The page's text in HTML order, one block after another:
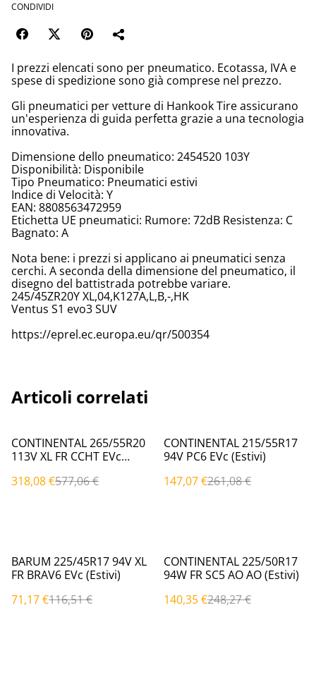
CONDIVIDI
I prezzi elencati sono per pneumatico. Ecotassa, IVA e
spese di spedizione sono già comprese nel prezzo.
Gli pneumatici per vetture di Hankook Tire assicurano
un'esperienza di guida perfetta grazie a una tecnologia
innovativa.
Dimensione dello pneumatico: 2454520 103Y
Disponibilità: Disponibile
Tipo Pneumatico: Pneumatici estivi
Indice di Velocità: Y
EAN: 8808563472959
Etichetta UE pneumatici: Rumore: 72dB Resistenza: C
Bagnato: A
Nota bene: i prezzi si applicano ai pneumatici senza
cerchi. A seconda della dimensione del pneumatico, il
disegno del battistrada potrebbe variare.
245/45ZR20Y XL,04,K127A,L,B,-,HK
Ventus S1 evo3 SUV
https://eprel.ec.europa.eu/qr/500354
Articoli correlati
%
CONTINENTAL 265/55R20
113V XL FR CCHT EVc
318,08 €577,06 €
%
CONTINENTAL 215/55R17
94V PC6 EVc (Estivi)
147,07 €261,08 €
%
BARUM 225/45R17 94V XL
FR BRAV6 EVc (Estivi)
71,17 €116,51 €
%
CONTINENTAL 225/50R17
94W FR SC5 AO AO (Estivi)
140,35 €248,27 €